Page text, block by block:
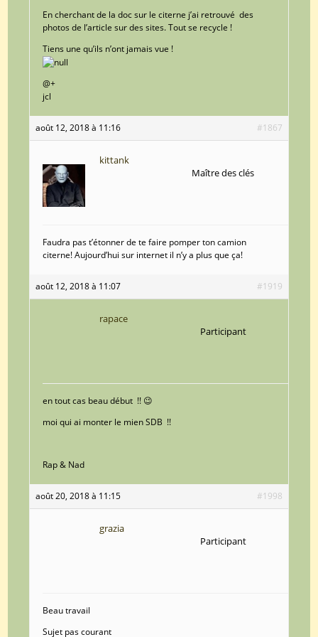
En cherchant de la doc sur le citerne j’ai retrouvé des
photos de l’article sur des sites. Tout se recycle !
Tiens une qu’ils n’ont jamais vue !
@+
jcl
août 12, 2018 à 11:16 #1867
kittank
Maître des clés
Faudra pas t’étonner de te faire pomper ton camion
citerne! Aujourd’hui sur internet il n’y a plus que ça!
août 12, 2018 à 11:07 #1919
rapace
Participant
en tout cas beau début !! 😉
moi qui ai monter le mien SDB !!
Rap & Nad
août 20, 2018 à 11:15 #1998
grazia
Participant
Beau travail
Sujet pas courant